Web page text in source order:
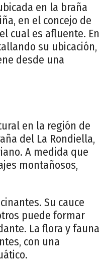
en la braña
en el concejo de
cual es afluente. En
su ubicación,
desde una
en la región de
del La Rondiella,
A medida que
montañosos,
Su cauce
puede formar
La flora y fauna
con una